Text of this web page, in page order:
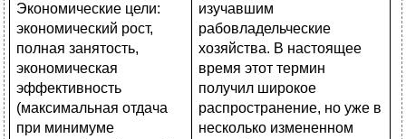
изучавшим
рабовладельческие
хозяйства. В настоящее
время этот термин
получил широкое
распространение, но уже в
несколько измененном